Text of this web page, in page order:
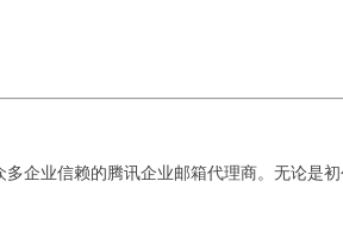
多企业信赖的腾讯企业邮箱代理商。无论是